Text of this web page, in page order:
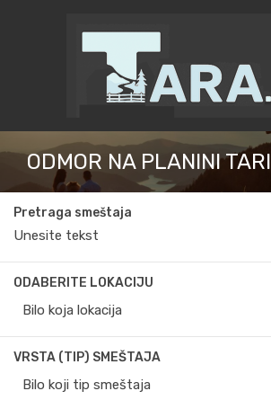
ODMOR NA PLANINI TARI
Pretraga smeštaja
ODABERITE LOKACIJU
Bilo koja lokacija
VRSTA (TIP) SMEŠTAJA
Bilo koji tip smeštaja